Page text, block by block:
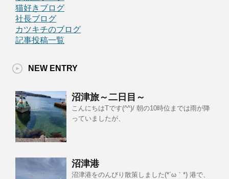
猫好きブログ
社長ブログ
カツキチのブログ
記事投稿一覧
NEW ENTRY
沼津旅～二日目～
こんにちはTです(^^)/ 朝の10時位までは雨が降
っていましたが、
沼津港
沼津港をのんびり散策しました(*´ω｀*) 港で、